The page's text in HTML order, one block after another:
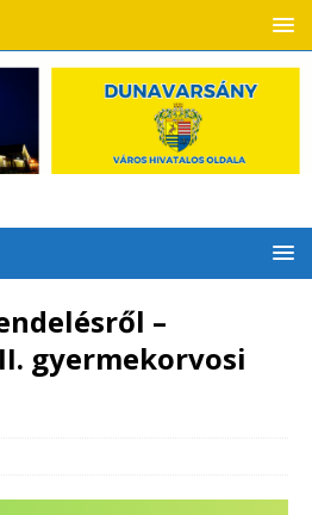
–
gyermekorvosi